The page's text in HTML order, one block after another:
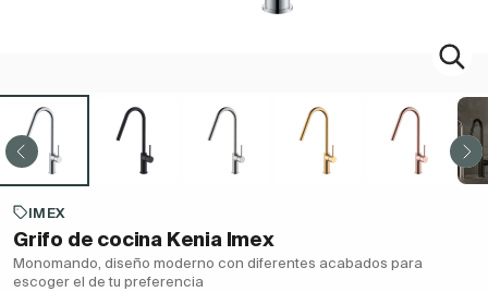
IMEX
Grifo de cocina Kenia Imex
Monomando, diseño moderno con diferentes acabados para
escoger el de tu preferencia